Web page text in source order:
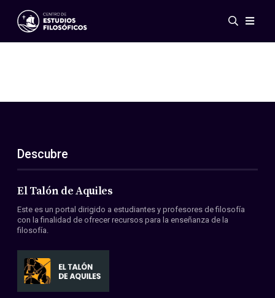
Eventos
ES
EN
Acerca de nosotros
Miembros
Convenios
Descubre
El Talón de Aquiles
Este es un portal dirigido a estudiantes y profesores de filosofía
con la finalidad de ofrecer recursos para la enseñanza de la
filosofía.